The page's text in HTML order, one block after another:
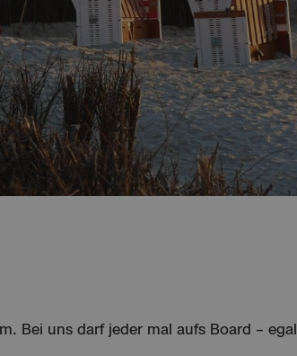
Bei uns darf jeder mal aufs Board – egal